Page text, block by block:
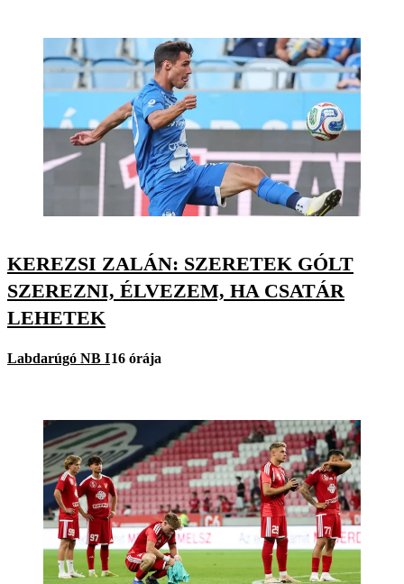
KEREZSI ZALÁN: SZERETEK GÓLT
SZEREZNI, ÉLVEZEM, HA CSATÁR
LEHETEK
Labdarúgó NB I16 órája